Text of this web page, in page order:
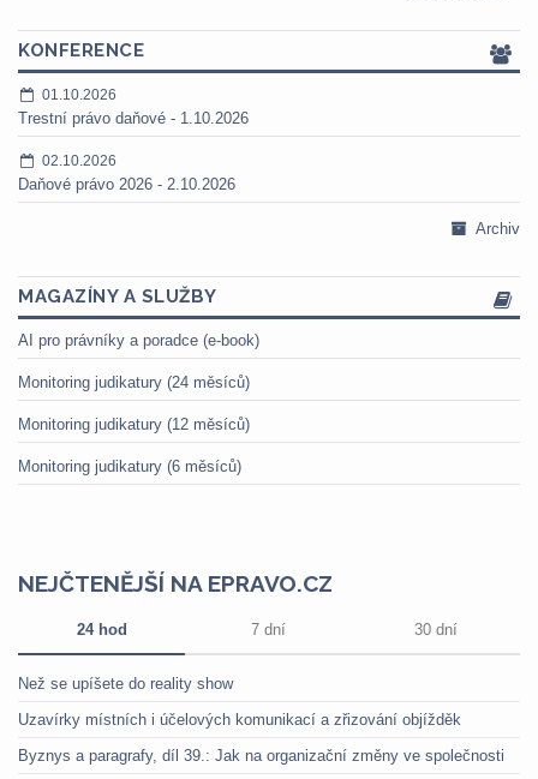
KONFERENCE
01.10.2026
Trestní právo daňové - 1.10.2026
02.10.2026
Daňové právo 2026 - 2.10.2026
Archiv
MAGAZÍNY A SLUŽBY
AI pro právníky a poradce (e-book)
Monitoring judikatury (24 měsíců)
Monitoring judikatury (12 měsíců)
Monitoring judikatury (6 měsíců)
NEJČTENĚJŠÍ NA EPRAVO.CZ
24 hod 7 dní 30 dní
Než se upíšete do reality show
Uzavírky místních i účelových komunikací a zřizování objížděk
Byznys a paragrafy, díl 39.: Jak na organizační změny ve společnosti